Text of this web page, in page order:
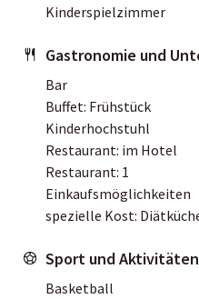
Kinderspielzimmer
Gastronomie und
Bar
Buffet: Frühstück
Kinderhochstuhl
Restaurant: im Hotel
Restaurant: 1
Einkaufsmöglichkeiten
spezielle Kost:
Sport und Aktivitäten
Basketball